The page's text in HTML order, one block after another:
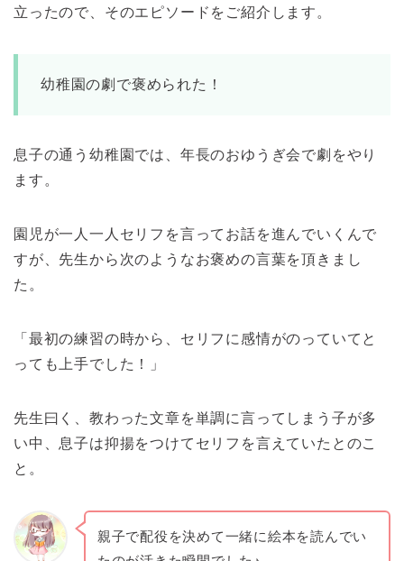
立ったので、そのエピソードをご紹介します。
幼稚園の劇で褒められた！
息子の通う幼稚園では、年長のおゆうぎ会で劇をやり
ます。
園児が一人一人セリフを言ってお話を進んでいくんで
すが、先生から次のようなお褒めの言葉を頂きまし
た。
「最初の練習の時から、セリフに感情がのっていてと
っても上手でした！」
先生曰く、教わった文章を単調に言ってしまう子が多
い中、息子は抑揚をつけてセリフを言えていたとのこ
と。
親子で配役を決めて一緒に絵本を読んでい